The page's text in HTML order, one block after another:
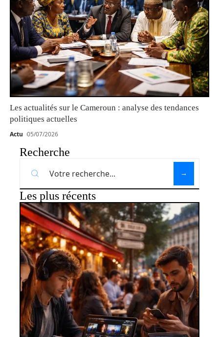
Les actualités sur le Cameroun : analyse des tendances
politiques actuelles
Actu 05/07/2026
Recherche
Les plus récents